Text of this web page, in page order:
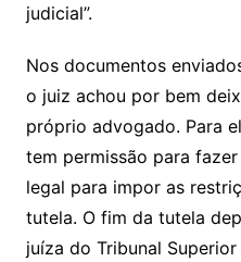
judicial”.
Nos documentos
o juiz achou por bem
próprio advogado. Para
tem permissão para
legal para impor as
tutela. O fim da tutela
juíza do Tribunal